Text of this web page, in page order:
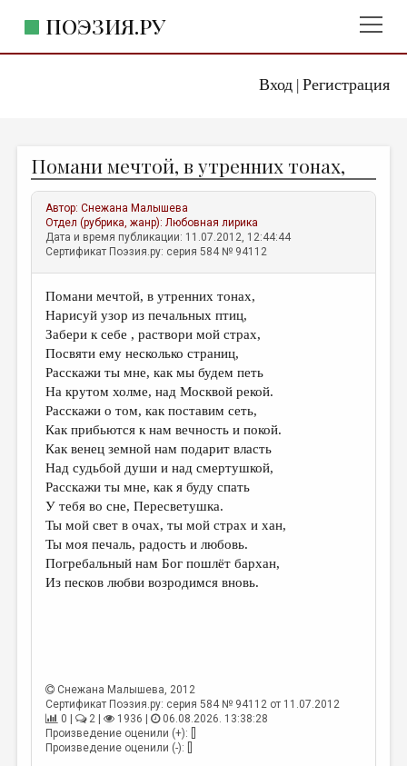
Вход| Регистрация
ПОЭЗИЯ.РУ
ЖАНРЫ
АВТОРЫ
КОММЕНТАРИИ
ЛИТСАЛОН
НОВОСТИ
ПРАВИЛА САЙТА
ОТДЕЛЫ И РУБРИКИ
ИЗБРАННОЕ
ДАЙДЖЕСТ
ПРОИЗВЕДЕНИЯ
ПЕРЕВОДЫ
КОНКУРСЫ
ДЕТСКАЯ КОМНАТА
КНИЖНАЯ ПОЛКА
ОБЪЯВЛЕНИЯ
КОЛОНКА РЕДАКТОРА
РЕДКОЛЛЕГИЯ
Помани мечтой, в утренних тонах,
Автор:Снежана Малышева
Отдел (рубрика, жанр):Любовная лирика
Дата и время публикации: 11.07.2012, 12:44:44
Сертификат Поэзия.ру: серия 584 № 94112
Помани мечтой, в утренних тонах,
Нарисуй узор из печальных птиц,
Забери к себе , раствори мой страх,
Посвяти ему несколько страниц,
Расскажи ты мне, как мы будем петь
На крутом холме, над Москвой рекой.
Расскажи о том, как поставим сеть,
Как прибьются к нам вечность и покой.
Как венец земной нам подарит власть
Над судьбой души и над смертушкой,
Расскажи ты мне, как я буду спать
У тебя во сне, Пересветушка.
Ты мой свет в очах, ты мой страх и хан,
Ты моя печаль, радость и любовь.
Погребальный нам Бог пошлёт бархан,
Из песков любви возродимся вновь.
Снежана Малышева, 2012
Сертификат Поэзия.ру: серия 584 № 94112 от 11.07.2012
0 |
2 | 1936 |
06.08.2026. 13:38:28
Произведение оценили (+): []
Произведение оценили (-): []